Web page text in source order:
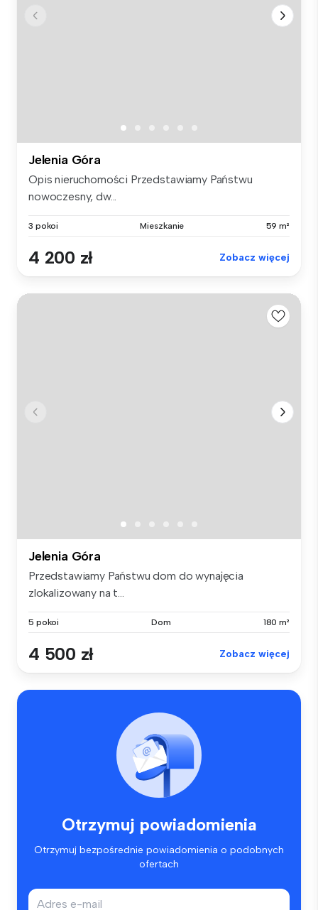
Jelenia Góra
Opis nieruchomości Przedstawiamy Państwu
nowoczesny, dw...
3 pokoi Mieszkanie 59 m²
4 200 zł Zobacz więcej
Jelenia Góra
Przedstawiamy Państwu dom do wynajęcia
zlokalizowany na t...
5 pokoi Dom 180 m²
4 500 zł Zobacz więcej
Otrzymuj powiadomienia
Otrzymuj bezpośrednie powiadomienia o podobnych
ofertach